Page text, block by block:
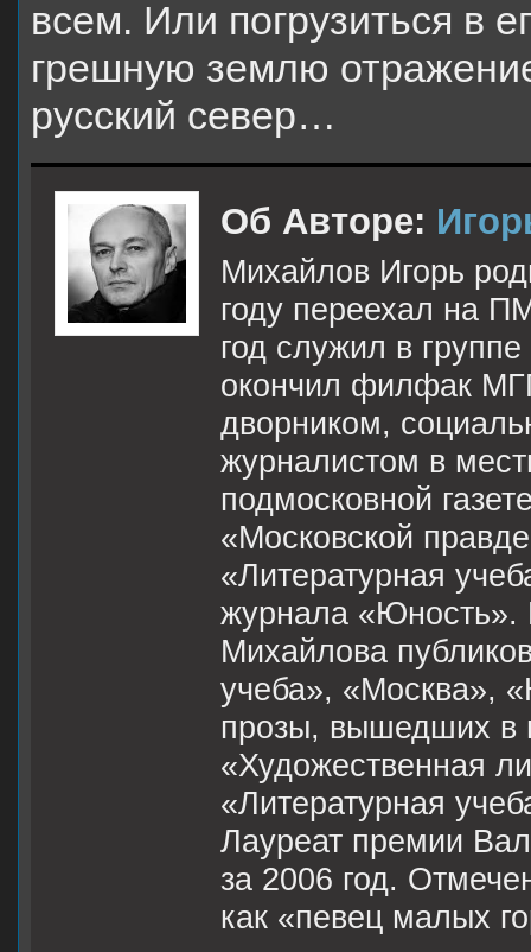
всем. Или погрузиться в
грешную землю
русский север…
Об Авторе:
Михайлов Игорь
году переехал на
год служил в
окончил филфак
дворником,
журналистом в
подмосковной
«Московской
«Литературная
журнала «Юность».
Михайлова
учеба», «Москва»,
прозы, вышедших в
«Художественная
«Литературная
Лауреат премии
за 2006 год.
как «певец малых